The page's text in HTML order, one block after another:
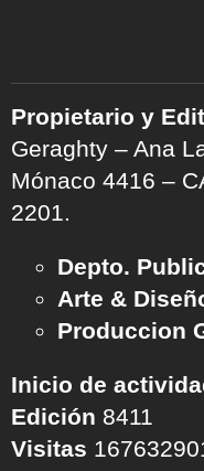
Propietario y
Geraghty – Ana
Mónaco 4416 –
2201.
Depto.
Arte &
Produccion
Inicio de
Edición 8411
Visitas